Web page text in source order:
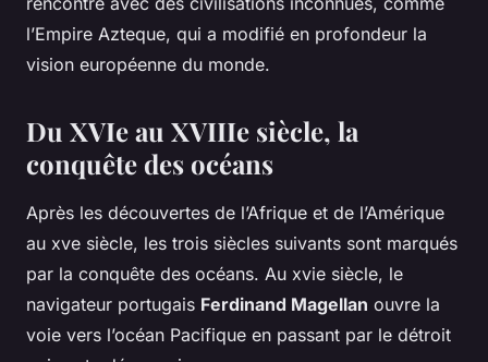
l’Empire Azteque, qui a modifié en profondeur la
vision européenne du monde.
Du XVIe au XVIIIe siècle, la
conquête des océans
Après les découvertes de l’Afrique et de l’Amérique
au xve siècle, les trois siècles suivants sont marqués
par la conquête des océans. Au xvie siècle, le
navigateur portugais Ferdinand Magellan ouvre la
voie vers l’océan Pacifique en passant par le détroit